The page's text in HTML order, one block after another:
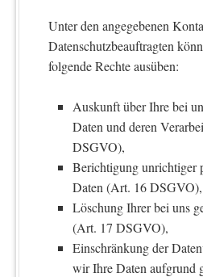
Unter den angegebenen
Datenschutzbeauftragten
folgende Rechte ausüben:
Auskunft über Ihre bei
Daten und deren
DSGVO),
Berichtigung unrichtiger
Daten (Art. 16 DSGVO),
Löschung Ihrer bei uns
(Art. 17 DSGVO),
Einschränkung der
wir Ihre Daten aufgrund